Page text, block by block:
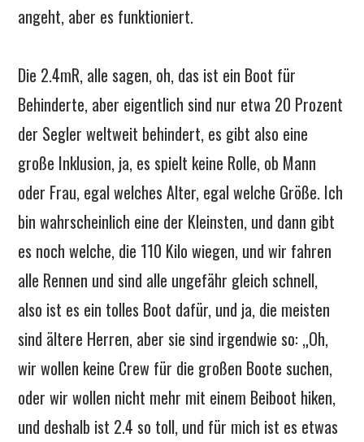
angeht, aber es funktioniert.
Die 2.4mR, alle sagen, oh, das ist ein Boot für
Behinderte, aber eigentlich sind nur etwa 20 Prozent
der Segler weltweit behindert, es gibt also eine
große Inklusion, ja, es spielt keine Rolle, ob Mann
oder Frau, egal welches Alter, egal welche Größe. Ich
bin wahrscheinlich eine der Kleinsten, und dann gibt
es noch welche, die 110 Kilo wiegen, und wir fahren
alle Rennen und sind alle ungefähr gleich schnell,
also ist es ein tolles Boot dafür, und ja, die meisten
sind ältere Herren, aber sie sind irgendwie so: „Oh,
wir wollen keine Crew für die großen Boote suchen,
oder wir wollen nicht mehr mit einem Beiboot hiken,
und deshalb ist 2.4 so toll, und für mich ist es etwas